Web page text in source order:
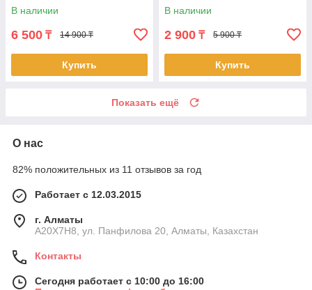
В наличии
6 500 ₸ 14 900 ₸
Купить
В наличии
2 900 ₸ 5 900 ₸
Купить
Показать ещё
О нас
82% положительных из 11 отзывов за год
Работает с 12.03.2015
г. Алматы
A20X7H8, ул. Панфилова 20, Алматы, Казахстан
Контакты
Сегодня работает с 10:00 до 16:00